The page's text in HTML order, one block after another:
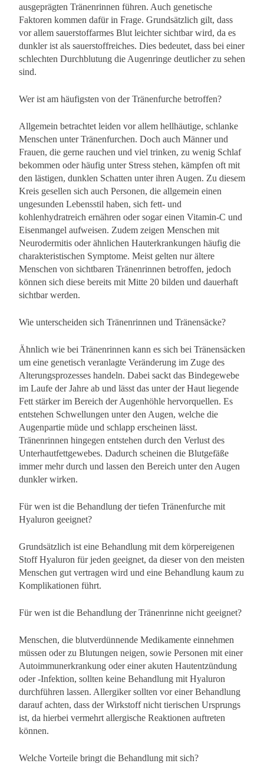
ausgeprägten Tränenrinnen führen. Auch genetische
Faktoren kommen dafür in Frage. Grundsätzlich gilt, dass
vor allem sauerstoffarmes Blut leichter sichtbar wird, da es
dunkler ist als sauerstoffreiches. Dies bedeutet, dass bei einer
schlechten Durchblutung die Augenringe deutlicher zu sehen
sind.
Wer ist am häufigsten von der Tränenfurche betroffen?
Allgemein betrachtet leiden vor allem hellhäutige, schlanke
Menschen unter Tränenfurchen. Doch auch Männer und
Frauen, die gerne rauchen und viel trinken, zu wenig Schlaf
bekommen oder häufig unter Stress stehen, kämpfen oft mit
den lästigen, dunklen Schatten unter ihren Augen. Zu diesem
Kreis gesellen sich auch Personen, die allgemein einen
ungesunden Lebensstil haben, sich fett- und
kohlenhydratreich ernähren oder sogar einen Vitamin-C und
Eisenmangel aufweisen. Zudem zeigen Menschen mit
Neurodermitis oder ähnlichen Hauterkrankungen häufig die
charakteristischen Symptome. Meist gelten nur ältere
Menschen von sichtbaren Tränenrinnen betroffen, jedoch
können sich diese bereits mit Mitte 20 bilden und dauerhaft
sichtbar werden.
Wie unterscheiden sich Tränenrinnen und Tränensäcke?
Ähnlich wie bei Tränenrinnen kann es sich bei Tränensäcken
um eine genetisch veranlagte Veränderung im Zuge des
Alterungsprozesses handeln. Dabei sackt das Bindegewebe
im Laufe der Jahre ab und lässt das unter der Haut liegende
Fett stärker im Bereich der Augenhöhle hervorquellen. Es
entstehen Schwellungen unter den Augen, welche die
Augenpartie müde und schlapp erscheinen lässt.
Tränenrinnen hingegen entstehen durch den Verlust des
Unterhautfettgewebes. Dadurch scheinen die Blutgefäße
immer mehr durch und lassen den Bereich unter den Augen
dunkler wirken.
Für wen ist die Behandlung der tiefen Tränenfurche mit
Hyaluron geeignet?
Grundsätzlich ist eine Behandlung mit dem körpereigenen
Stoff Hyaluron für jeden geeignet, da dieser von den meisten
Menschen gut vertragen wird und eine Behandlung kaum zu
Komplikationen führt.
Für wen ist die Behandlung der Tränenrinne nicht geeignet?
Menschen, die blutverdünnende Medikamente einnehmen
müssen oder zu Blutungen neigen, sowie Personen mit einer
Autoimmunerkrankung oder einer akuten Hautentzündung
oder -Infektion, sollten keine Behandlung mit Hyaluron
durchführen lassen. Allergiker sollten vor einer Behandlung
darauf achten, dass der Wirkstoff nicht tierischen Ursprungs
ist, da hierbei vermehrt allergische Reaktionen auftreten
können.
Welche Vorteile bringt die Behandlung mit sich?